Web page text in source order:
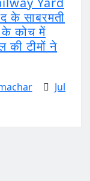
के साबरमती
के कोच में
टीमों ने
Jul